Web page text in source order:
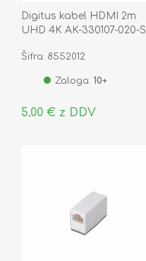
Digitus kabel HDMI 2m
UHD 4K AK-330107-020-S
Šifra: 8552012
Zaloga: 10+
5,00 € z DDV